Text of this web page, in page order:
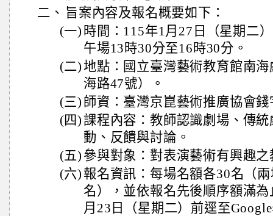
二、 旨案內容及報名概要如下：
(一) 時間：115年1月27日（星期二
午場13時30分至16時30分。
(二)地點：國立臺灣藝術教育館南
海路47號）。
(三) 師資：臺灣京崑藝術推廣協會
(四)課程內容：教師認識劇場、傳
動、反饋與討論。
(五) 參與對象：對表演藝術有興趣之
(六) 報名資訊：每場名額各30名（
名），並依報名先後順序額滿
月23日（星期二）前逕至